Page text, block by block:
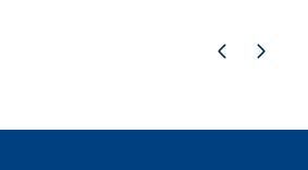
Pagina precedente
Pagina successiva